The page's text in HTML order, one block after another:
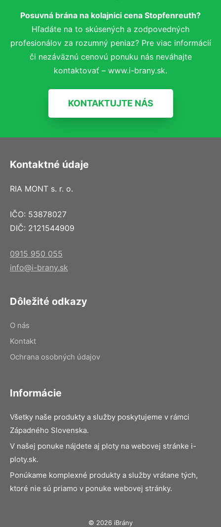
Posuvná brána na kolajnici cena Stopfenreuth?
Hľadáte na to skúsených a zodpovedných
profesionálov za rozumný peniaz? Pre viac informácií
či nezáväznú cenovú ponuku nás neváhajte
kontaktovať – www.i-brany.sk.
KONTAKTUJTE NÁS
Kontaktné údaje
RIA MONT s. r. o.
IČO: 53878027
DIČ: 2121544909
0915 950 055
info@i-brany.sk
Dôležité odkazy
O nás
Kontakt
Ochrana osobných údajov
Informácie
Všetky naše produkty a služby poskytujeme v rámci
Západného Slovenska.
V našej ponuke nájdete aj ploty na webovej stránke i-
ploty.sk.
Ponúkame komplexné produkty a služby vrátane tých,
ktoré nie sú priamo v ponuke webovej stránky.
© 2026 iBrány